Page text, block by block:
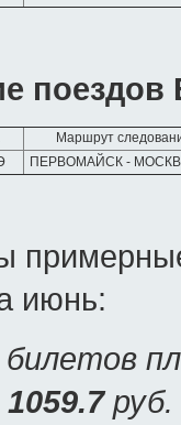
Маршрут
ПЕРВОМАЙСК -
июнь:
1059.7руб.